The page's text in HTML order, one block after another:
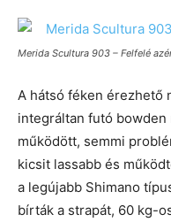
Merida Scultura 903 – Felfelé
A hátsó féken érezhető
integráltan futó
működött, semmi
kicsit lassabb és
a legújabb Shimano
bírták a strapát, 60 kg-